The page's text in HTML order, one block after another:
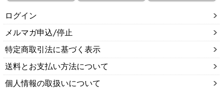
ログイン
メルマガ申込/停止
特定商取引法に基づく表示
送料とお支払い方法について
個人情報の取扱いについて